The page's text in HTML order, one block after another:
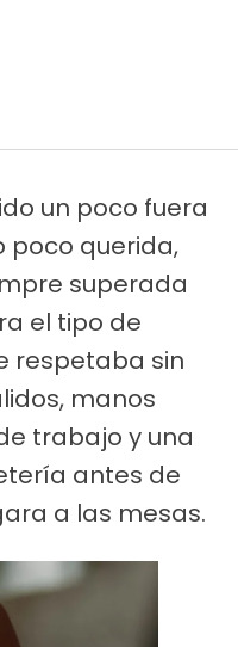
un poco fuera
poco querida,
superada
el tipo de
respetaba sin
manos
trabajo y una
antes de
a las mesas.